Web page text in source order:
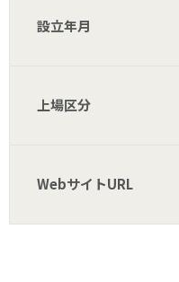
設立年月
上場区分
WebサイトURL